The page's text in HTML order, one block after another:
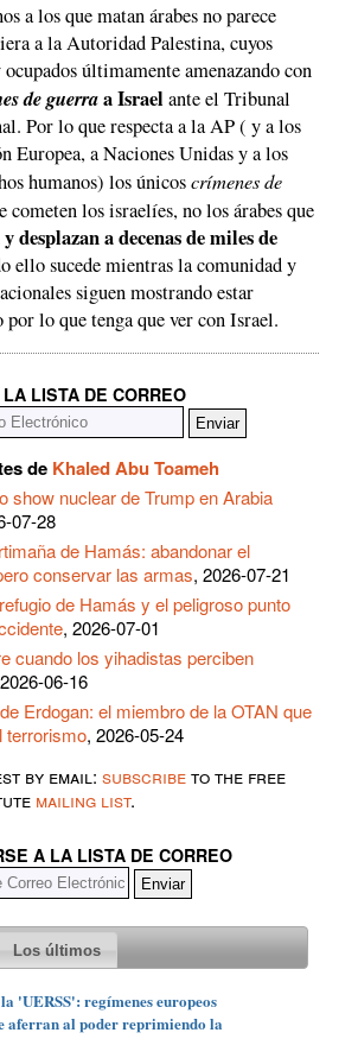
a los que matan árabes no parece
a la Autoridad Palestina, cuyos
últimamente amenazando con
de guerraa Israel ante el Tribunal
Por lo que respecta a la AP ( y a los
Europea, a Naciones Unidas y a los
humanos) los únicoscrímenes de
cometen los israelíes, no los árabes que
desplazan a decenas de miles de
ello sucede mientras la comunidad y
siguen mostrando estar
por lo que tenga que ver con Israel.
LISTA DE CORREO
de Khaled Abu Toameh
show nuclear de Trump en Arabia
07-28
de Hamás: abandonar el
conservar las armas, 2026-07-21
de Hamás y el peligroso punto
, 2026-07-01
cuando los yihadistas perciben
06-16
Erdogan: el miembro de la OTAN que
terrorismo, 2026-05-24
by email: subscribeto the free
mailing list.
A LA LISTA DE CORREO
Los últimos
'UERSS': regímenes europeos
aferran al poder reprimiendo la